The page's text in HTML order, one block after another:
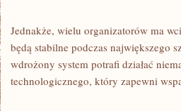
Jednakże, wielu organizatorów ma
będą stabilne podczas największego
wdrożony system potrafi działać
technologicznego, który zapewni